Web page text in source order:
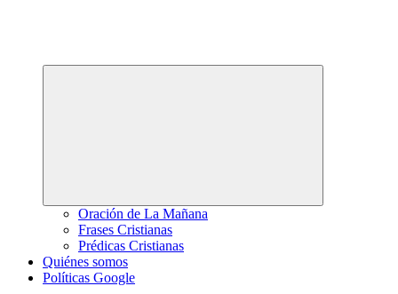
Oración de La Mañana
Frases Cristianas
Prédicas Cristianas
Quiénes somos
Políticas Google